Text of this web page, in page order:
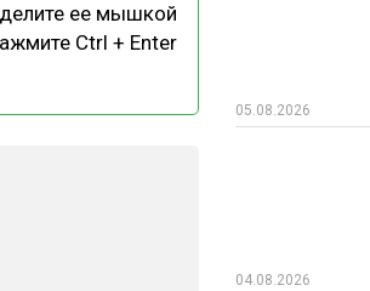
ИТОГИ МЕРОПРИЯТИЙ
ее мышкой
Ctrl + Enter
05.08.2026
04.08.2026